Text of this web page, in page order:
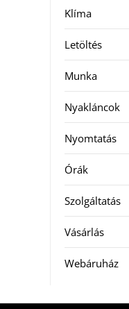
Klíma
Letöltés
Munka
Nyakláncok
Nyomtatás
Órák
Szolgáltatás
Vásárlás
Webáruház